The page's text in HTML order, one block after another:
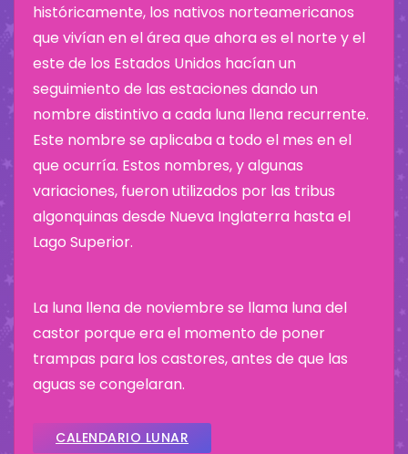
históricamente, los nativos norteamericanos
que vivían en el área que ahora es el norte y el
este de los Estados Unidos hacían un
seguimiento de las estaciones dando un
nombre distintivo a cada luna llena recurrente.
Este nombre se aplicaba a todo el mes en el
que ocurría. Estos nombres, y algunas
variaciones, fueron utilizados por las tribus
algonquinas desde Nueva Inglaterra hasta el
Lago Superior.
La luna llena de noviembre se llama luna del
castor porque era el momento de poner
trampas para los castores, antes de que las
aguas se congelaran.
CALENDARIO LUNAR